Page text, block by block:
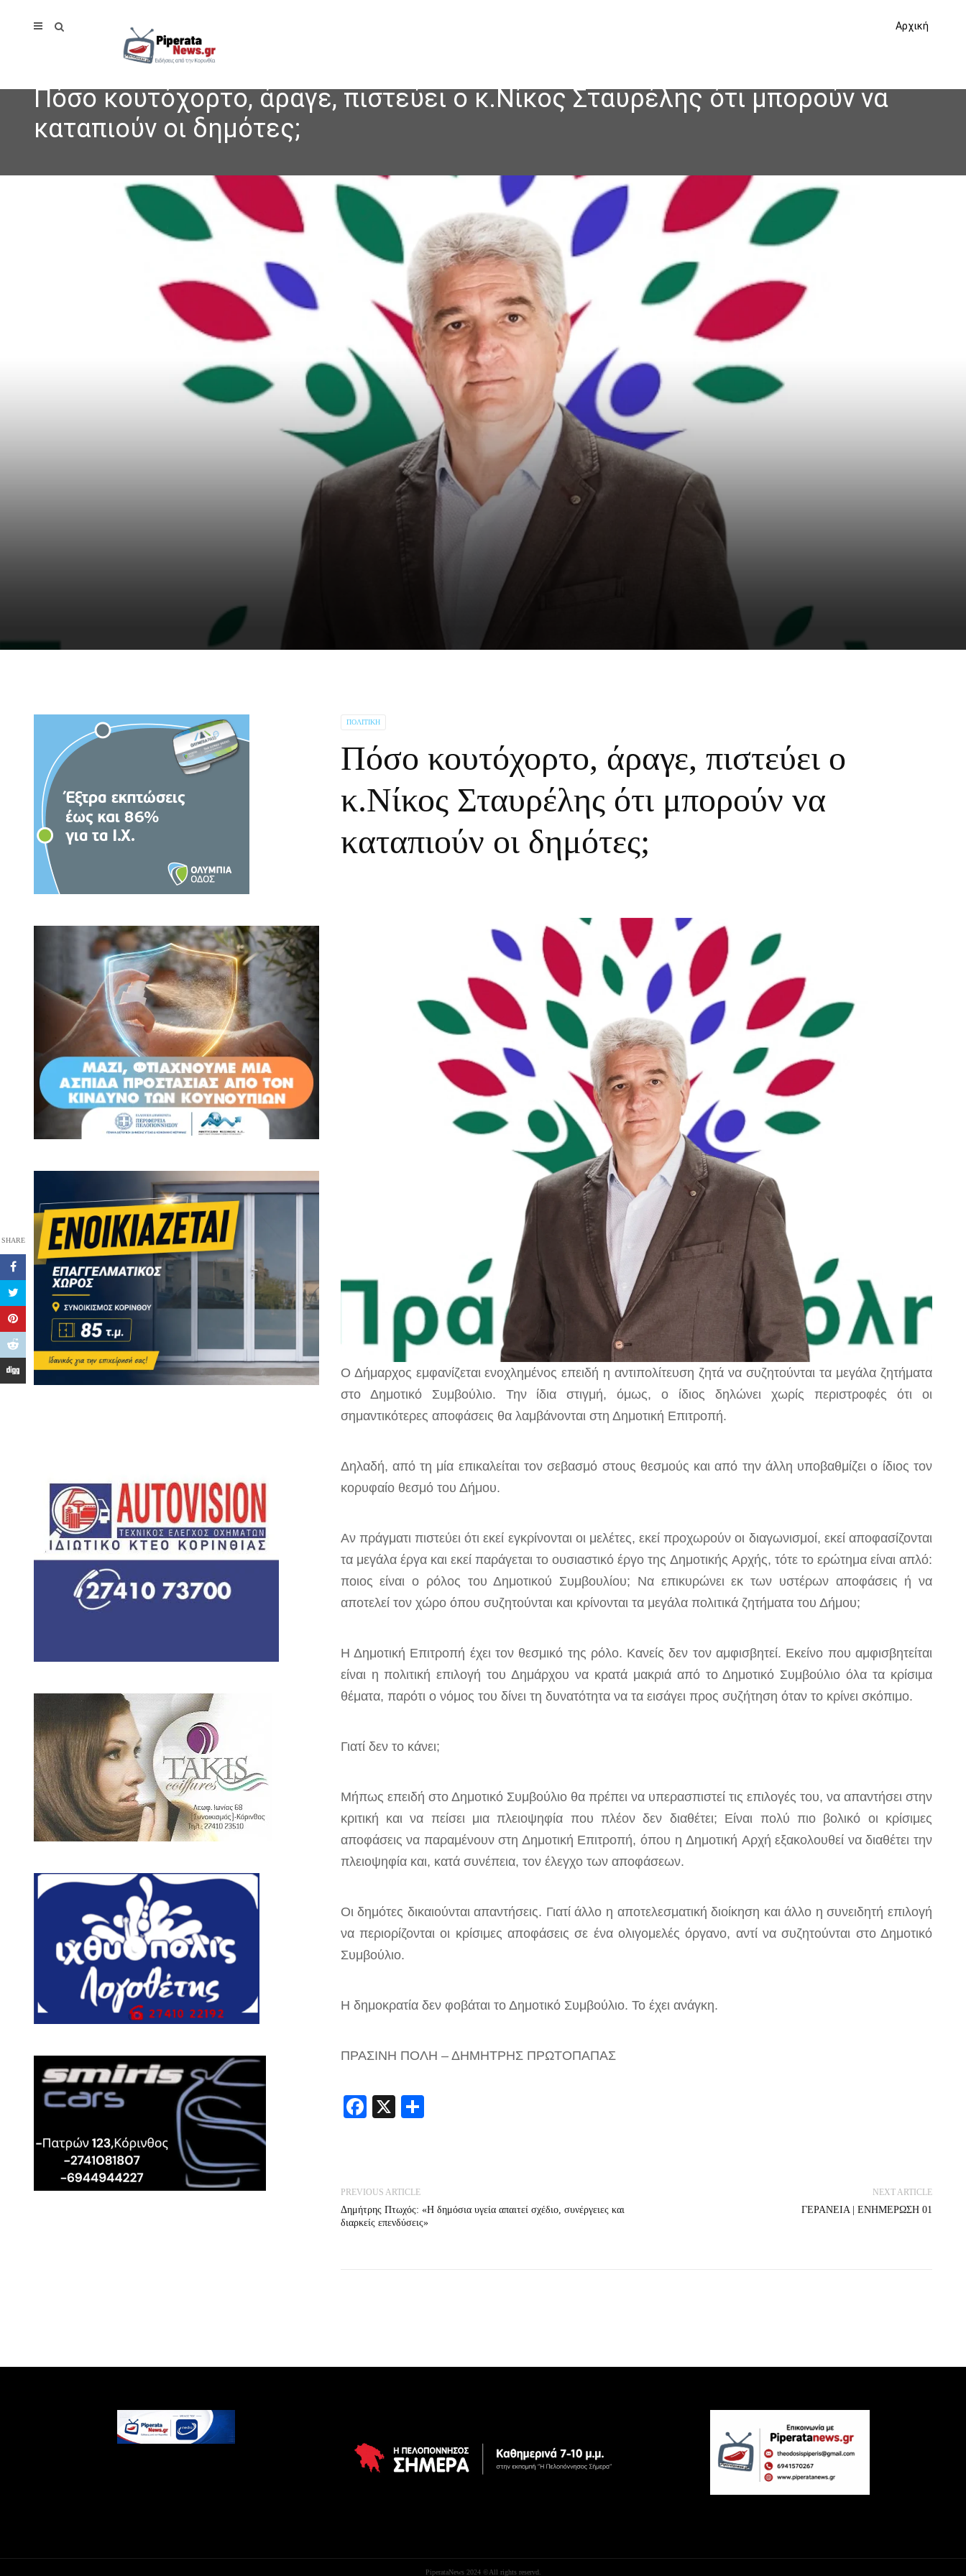
Αρχική
Πόσο κουτόχορτο, άραγε, πιστεύει ο κ.Νίκος Σταυρέλης ότι μπορούν να
καταπιούν οι δημότες;
ΠΟΛΙΤΙΚΉ
Πόσο κουτόχορτο, άραγε, πιστεύει ο
κ.Νίκος Σταυρέλης ότι μπορούν να
καταπιούν οι δημότες;
SHARE
Ο Δήμαρχος εμφανίζεται ενοχλημένος επειδή η αντιπολίτευση ζητά να συζητούνται τα μεγάλα ζητήματα
στο Δημοτικό Συμβούλιο. Την ίδια στιγμή, όμως, ο ίδιος δηλώνει χωρίς περιστροφές ότι οι
σημαντικότερες αποφάσεις θα λαμβάνονται στη Δημοτική Επιτροπή.
Δηλαδή, από τη μία επικαλείται τον σεβασμό στους θεσμούς και από την άλλη υποβαθμίζει ο ίδιος τον
κορυφαίο θεσμό του Δήμου.
Αν πράγματι πιστεύει ότι εκεί εγκρίνονται οι μελέτες, εκεί προχωρούν οι διαγωνισμοί, εκεί αποφασίζονται
τα μεγάλα έργα και εκεί παράγεται το ουσιαστικό έργο της Δημοτικής Αρχής, τότε το ερώτημα είναιαπλό:
ποιος είναι ο ρόλος του Δημοτικού Συμβουλίου; Να επικυρώνει εκ των υστέρων αποφάσεις ή να
αποτελεί τον χώρο όπου συζητούνται και κρίνονται τα μεγάλα πολιτικά ζητήματα του Δήμου;
Η Δημοτική Επιτροπή έχει τον θεσμικό της ρόλο. Κανείς δεν τον αμφισβητεί. Εκείνο που αμφισβητείται
είναι η πολιτική επιλογή του Δημάρχου να κρατά μακριά από το Δημοτικό Συμβούλιο όλα τα κρίσιμα
θέματα, παρότι ο νόμος του δίνει τη δυνατότητα να τα εισάγει προς συζήτηση όταν το κρίνει σκόπιμο.
Γιατί δεν το κάνει;
Μήπως επειδή στο Δημοτικό Συμβούλιο θα πρέπει να υπερασπιστεί τις επιλογές του, να απαντήσει στην
κριτική και να πείσει μια πλειοψηφία που πλέον δεν διαθέτει; Είναι πολύ πιο βολικό οι κρίσιμες
αποφάσεις να παραμένουν στη Δημοτική Επιτροπή, όπου ηΔημοτική Αρχή εξακολουθεί να διαθέτει την
πλειοψηφία και, κατά συνέπεια, τον έλεγχο των αποφάσεων.
Οι δημότες δικαιούνται απαντήσεις. Γιατί άλλο η αποτελεσματική διοίκηση και άλλο η συνειδητή επιλογή
να περιορίζονται οι κρίσιμες αποφάσεις σε ένα ολιγομελές όργανο, αντί να συζητούνται στο Δημοτικό
Συμβούλιο.
Η δημοκρατία δεν φοβάται το Δημοτικό Συμβούλιο. Το έχει ανάγκη.
ΠΡΑΣΙΝΗ ΠΟΛΗ – ΔΗΜΗΤΡΗΣ ΠΡΩΤΟΠΑΠΑΣ
Facebook
X Share
PREVIOUS ARTICLE
Δημήτρης Πτωχός: «Η δημόσια υγεία απαιτεί σχέδιο, συνέργειες και
διαρκείς επενδύσεις»
NEXT ARTICLE
ΓΕΡΑΝΕΙΑ | ΕΝΗΜΕΡΩΣΗ 01
PiperataNews 2024 ©All rights reservd.